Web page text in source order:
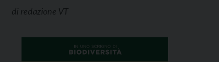
di redazione VT